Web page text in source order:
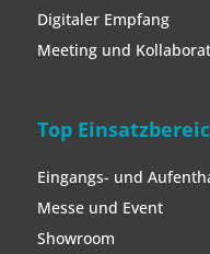
Digitaler Empfang
Meeting und
Top
Eingangs- und
Messe und Event
Showroom